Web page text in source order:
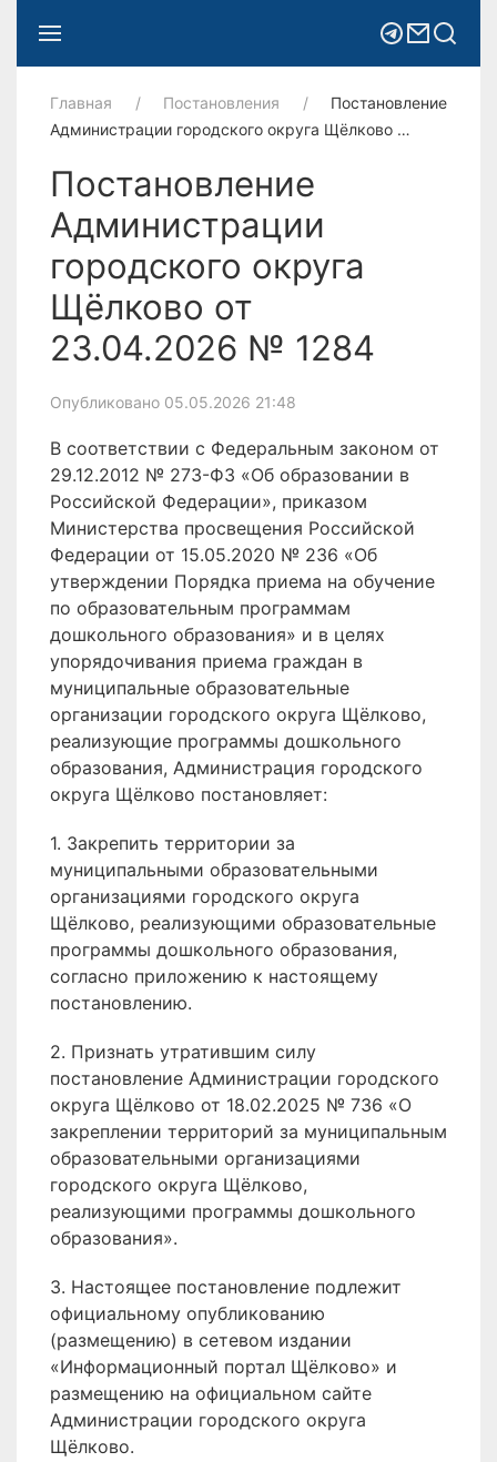
Главная Постановления
Постановление
Администрации городского округа Щёлково …
Постановление
Администрации
городского округа
Щёлково от
23.04.2026 № 1284
Опубликовано 05.05.2026 21:48
В соответствии с Федеральным законом от
29.12.2012 № 273-ФЗ «Об образовании в
Российской Федерации», приказом
Министерства просвещения Российской
Федерации от 15.05.2020 № 236 «Об
утверждении Порядка приема на обучение
по образовательным программам
дошкольного образования» и в целях
упорядочивания приема граждан в
муниципальные образовательные
организации городского округа Щёлково,
реализующие программы дошкольного
образования, Администрация городского
округа Щёлково постановляет:
1. Закрепить территории за
муниципальными образовательными
организациями городского округа
Щёлково, реализующими образовательные
программы дошкольного образования,
согласно приложению к настоящему
постановлению.
2. Признать утратившим силу
постановление Администрации городского
округа Щёлково от 18.02.2025 № 736 «О
закреплении территорий за муниципальным
образовательными организациями
городского округа Щёлково,
реализующими программы дошкольного
образования».
3. Настоящее постановление подлежит
официальному опубликованию
(размещению) в сетевом издании
«Информационный портал Щёлково» и
размещению на официальном сайте
Администрации городского округа
Щёлково.